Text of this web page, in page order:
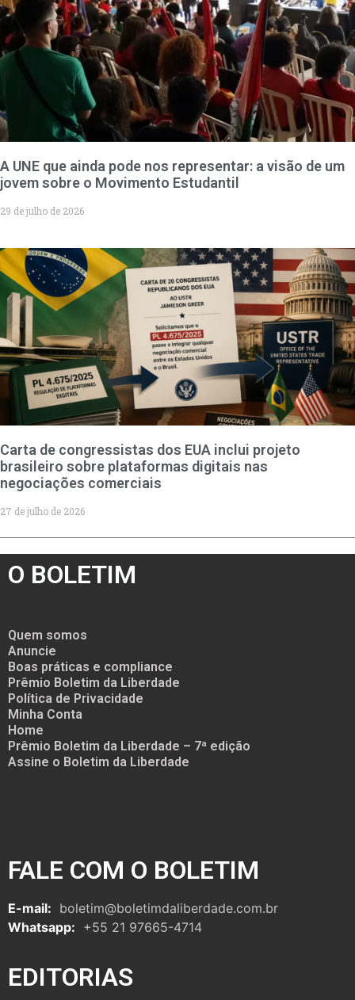
A UNE que ainda pode nos representar: a visão de um
jovem sobre o Movimento Estudantil
29 de julho de 2026
Carta de congressistas dos EUA inclui projeto
brasileiro sobre plataformas digitais nas
negociações comerciais
27 de julho de 2026
O BOLETIM
Quem somos
Anuncie
Boas práticas e compliance
Prêmio Boletim da Liberdade
Política de Privacidade
Minha Conta
Home
Prêmio Boletim da Liberdade – 7ª edição
Assine o Boletim da Liberdade
FALE COM O BOLETIM
E-mail: boletim@boletimdaliberdade.com.br
Whatsapp: +55 21 97665-4714
EDITORIAS